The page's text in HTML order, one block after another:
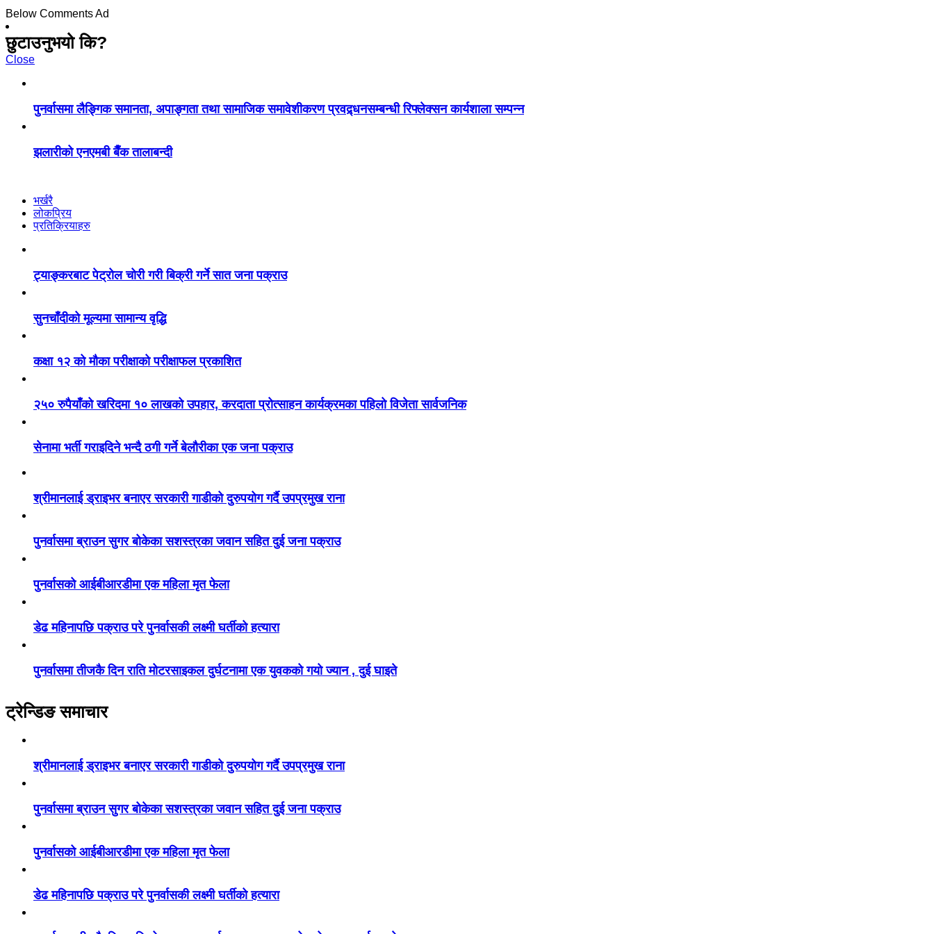
Below Comments Ad
छुटाउनुभयो कि?
Close
पुनर्वासमा लैङ्गिक समानता, अपाङ्गता तथा सामाजिक समावेशीकरण प्रवद्र्धनसम्बन्धी रिफ्लेक्सन कार्यशाला सम्पन्न
झलारीको एनएमबी बैँक तालाबन्दी
भर्खरै
लोकप्रिय
प्रतिक्रियाहरु
ट्याङ्करबाट पेट्रोल चोरी गरी बिक्री गर्ने सात जना पक्राउ
सुनचाँदीको मूल्यमा सामान्य वृद्धि
कक्षा १२ को मौका परीक्षाको परीक्षाफल प्रकाशित
२५० रुपैयाँको खरिदमा १० लाखको उपहार, करदाता प्रोत्साहन कार्यक्रमका पहिलो विजेता सार्वजनिक
सेनामा भर्ती गराइदिने भन्दै ठगी गर्ने बेलौरीका एक जना पक्राउ
श्रीमानलाई ड्राइभर बनाएर सरकारी गाडीको दुरुपयोग गर्दै उपप्रमुख राना
पुनर्वासमा ब्राउन सुगर बोकेका सशस्त्रका जवान सहित दुई जना पक्राउ
पुनर्वासको आईबीआरडीमा एक महिला मृत फेला
डेढ महिनापछि पक्राउ परे पुनर्वासकी लक्ष्मी घर्तीको हत्यारा
पुनर्वासमा तीजकै दिन राति मोटरसाइकल दुर्घटनामा एक युवकको गयो ज्यान , दुई घाइते
ट्रेन्डिङ समाचार
श्रीमानलाई ड्राइभर बनाएर सरकारी गाडीको दुरुपयोग गर्दै उपप्रमुख राना
पुनर्वासमा ब्राउन सुगर बोकेका सशस्त्रका जवान सहित दुई जना पक्राउ
पुनर्वासको आईबीआरडीमा एक महिला मृत फेला
डेढ महिनापछि पक्राउ परे पुनर्वासकी लक्ष्मी घर्तीको हत्यारा